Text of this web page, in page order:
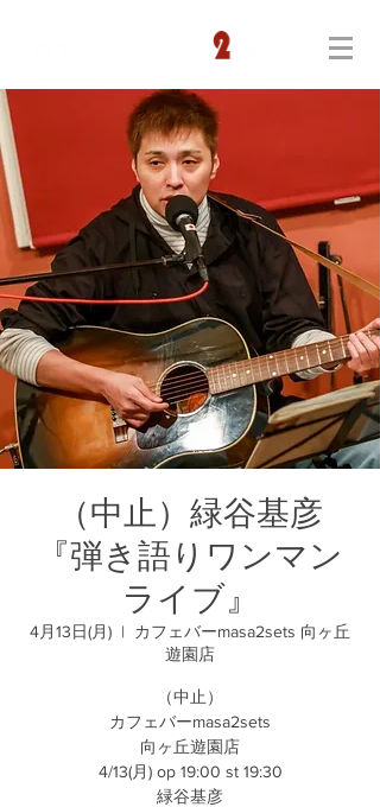
（中止）緑谷基彦
『弾き語りワンマン
ライブ』
4月13日(月)
  |
カフェバーmasa2sets 向ヶ丘
遊園店
（中止）
カフェバーmasa2sets
向ヶ丘遊園店
4/13(月) op 19:00 st 19:30
緑谷基彦